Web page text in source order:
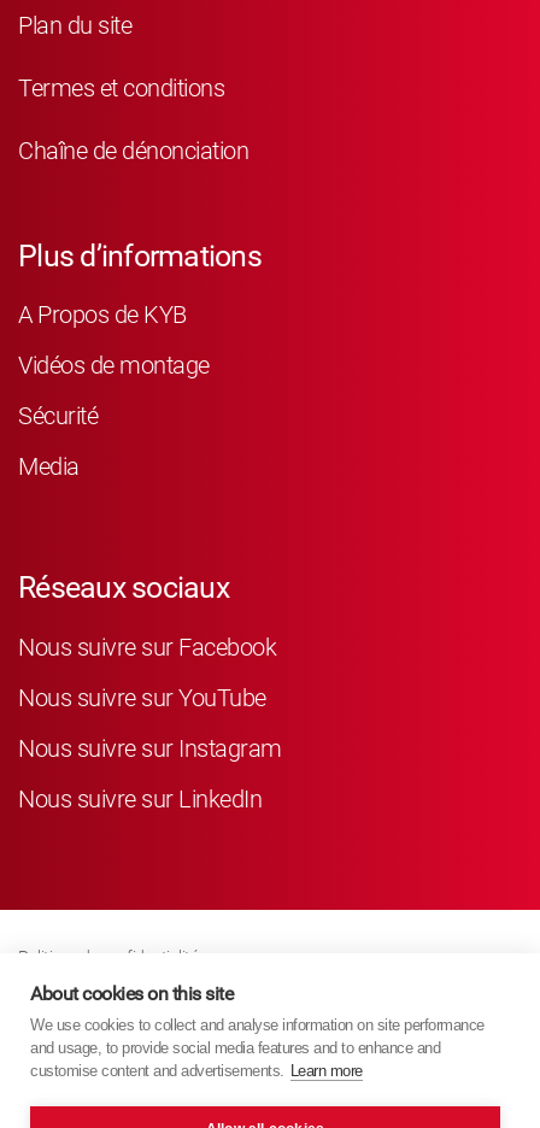
Plan du site
Termes et conditions
Chaîne de dénonciation
Plus d’informations
A Propos de KYB
Vidéos de montage
Sécurité
Media
Réseaux sociaux
Nous suivre sur Facebook
Nous suivre sur YouTube
Nous suivre sur Instagram
Nous suivre sur LinkedIn
Politique de confidentialité
Business Partner Privacy
Politique De Cookies
Modern Slavery Act Policy
About cookies on this site
We use cookies to collect and analyse information on site performance
and usage, to provide social media features and to enhance and
customise content and advertisements. Learn more